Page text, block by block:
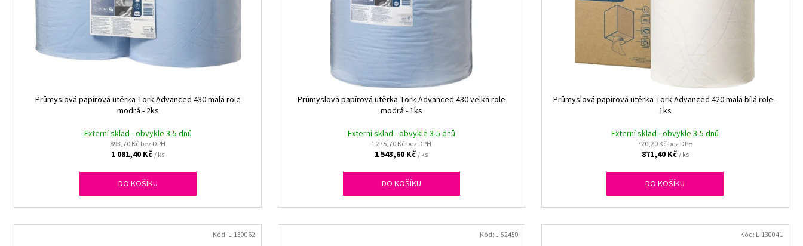
Průmyslová papírová utěrka Tork Advanced 430 malá role
modrá - 2ks
Externí sklad - obvykle 3-5 dnů
893,70 Kč bez DPH
1 081,40 Kč/ ks
DO KOŠÍKU
Průmyslová papírová utěrka Tork Advanced 430 velká role
modrá - 1ks
Externí sklad - obvykle 3-5 dnů
1 275,70 Kč bez DPH
1 543,60 Kč/ ks
DO KOŠÍKU
Průmyslová papírová utěrka Tork Advanced 420 malá bílá role -
1ks
Externí sklad - obvykle 3-5 dnů
720,20 Kč bez DPH
871,40 Kč/ ks
DO KOŠÍKU
Kód: L-130062 Kód: L-52450 Kód: L-130041